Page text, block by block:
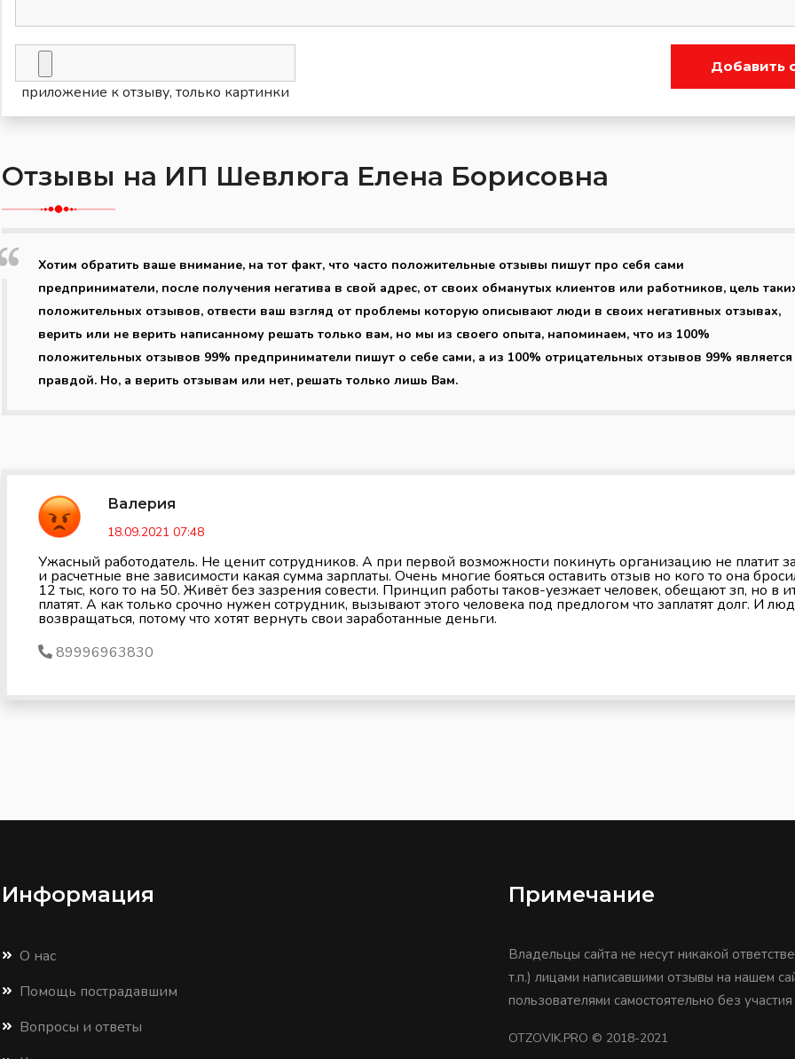
приложение к отзыву, только картинки
Добавить
Отзывы на ИП Шевлюга Елена Борисовна
Хотим обратить ваше внимание, на тот факт, что часто положительные отзывы пишут про себя сами
предприниматели, после получения негатива в свой адрес, от своих обманутых клиентов или работников, цель
положительных отзывов, отвести ваш взгляд от проблемы которую описывают люди в своих негативных отзывах,
верить или не верить написанному решать только вам, но мы из своего опыта, напоминаем, что из 100%
положительных отзывов 99% предприниматели пишут о себе сами, а из 100% отрицательных отзывов 99% является
правдой. Но, а верить отзывам или нет, решать только лишь Вам.
Валерия
18.09.2021 07:48
Ужасный работодатель. Не ценит сотрудников. А при первой возможности покинуть организацию не платит
и расчетные вне зависимости какая сумма зарплаты. Очень многие бояться оставить отзыв но кого то она
12 тыс, кого то на 50. Живёт без зазрения совести. Принцип работы таков-уезжает человек, обещают зп, но в
платят. А как только срочно нужен сотрудник, вызывают этого человека под предлогом что заплатят долг. И
возвращаться, потому что хотят вернуть свои заработанные деньги.
89996963830
Информация
О нас
Помощь пострадавшим
Вопросы и ответы
Примечание
Владельцы сайта не несут никакой
т.п.) лицами написавшими отзывы на нашем
пользователями самостоятельно без
OTZOVIK.PRO © 2018-2021